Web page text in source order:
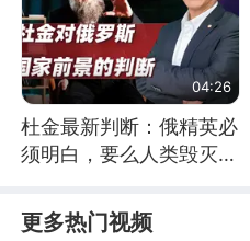
04:26
杜金最新判断：俄精英必
须明白，要么人类毁灭，
更多热门视频